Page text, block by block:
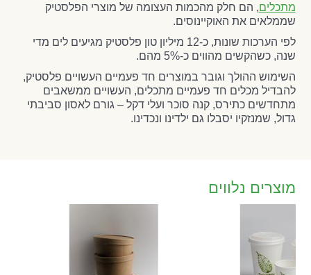
מתכלים, הם חלק מהכמות העצומה של מוצרי הפלסטיק
שממלאים את האוקיינוסים.
לפי הערכות שונות, כ-12 מיליון טון פלסטיק מגיעים לים מדי
שנה, כשהקשים מהווים כ-5% מהם.
השימוש ההולך וגובר במוצרים חד פעמיים העשויים פלסטיק,
להבדיל מכלים חד פעמיים מתכלים, העשויים ממשאבים
מתחדשים כתירס, קנה סוכר ועלי דקל – גורם לאסון סביבתי
גדול, שמנזקיו יסבלו גם ילדינו ונכדינו.
מוצרים נלווים